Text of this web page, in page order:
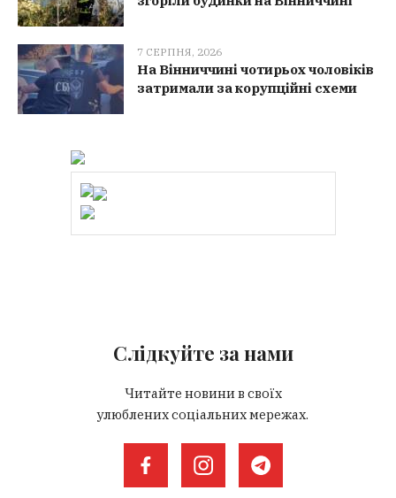
7 СЕРПНЯ, 2026
На Вінниччині чотирьох чоловіків
затримали за корупційні схеми
Слідкуйте за нами
Читайте новини в своїх
улюблених соціальних мережах.